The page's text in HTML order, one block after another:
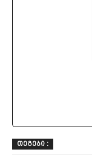
ᲗᲔᲒᲔᲑᲘ :